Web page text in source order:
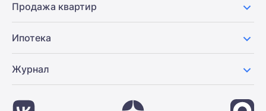
Продажа квартир
Ипотека
Журнал